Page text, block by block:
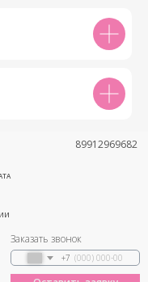
89912969682
Заказать звонок
+7